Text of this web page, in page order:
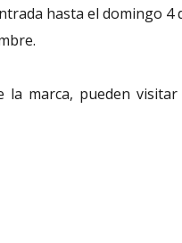
hasta el domingo 4
la marca, pueden